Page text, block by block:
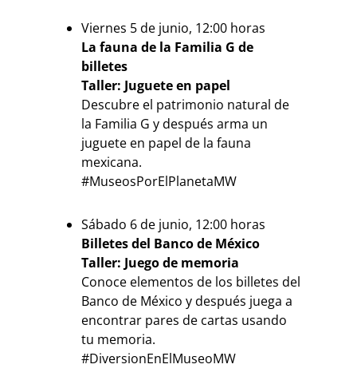
Viernes 5 de junio, 12:00 horas
La fauna de la Familia G de
billetes
Taller: Juguete en papel
Descubre el patrimonio natural de
la Familia G y después arma un
juguete en papel de la fauna
mexicana.
#MuseosPorElPlanetaMW
Sábado 6 de junio, 12:00 horas
Billetes del Banco de México
Taller: Juego de memoria
Conoce elementos de los billetes del
Banco de México y después juega a
encontrar pares de cartas usando
tu memoria.
#DiversionEnElMuseoMW